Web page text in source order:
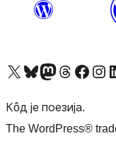
Visit our X (formerly Twitter) account
Посетите наш Bluesky налог
Visit our Mastodon account
Посетите наш налог на Threads-у Visit our Facebook page
Посетите наш
Кôд је поезија.
The WordPress®